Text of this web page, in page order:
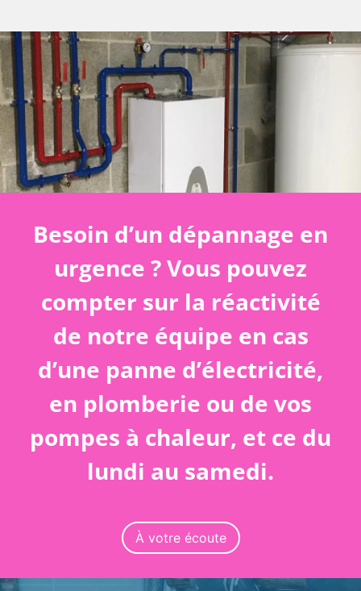
Besoin d’un dépannage en
urgence ? Vous pouvez
compter sur la réactivité
de notre équipe en cas
d’une panne d’électricité,
en plomberie ou de vos
pompes à chaleur, et ce du
lundi au samedi.
À votre écoute